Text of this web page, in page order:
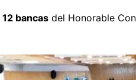
12 bancas del Honorable